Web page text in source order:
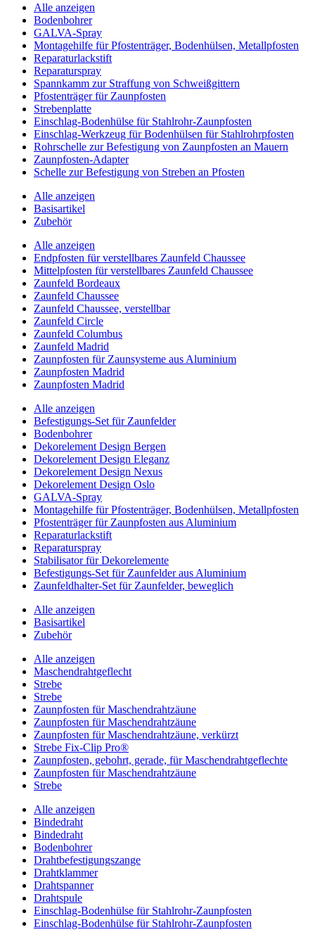
Alle anzeigen
Bodenbohrer
GALVA-Spray
Montagehilfe für Pfostenträger, Bodenhülsen, Metallpfosten
Reparaturlackstift
Reparaturspray
Spannkamm zur Straffung von Schweißgittern
Pfostenträger für Zaunpfosten
Strebenplatte
Einschlag-Bodenhülse für Stahlrohr-Zaunpfosten
Einschlag-Werkzeug für Bodenhülsen für Stahlrohrpfosten
Rohrschelle zur Befestigung von Zaunpfosten an Mauern
Zaunpfosten-Adapter
Schelle zur Befestigung von Streben an Pfosten
Alle anzeigen
Basisartikel
Zubehör
Alle anzeigen
Endpfosten für verstellbares Zaunfeld Chaussee
Mittelpfosten für verstellbares Zaunfeld Chaussee
Zaunfeld Bordeaux
Zaunfeld Chaussee
Zaunfeld Chaussee, verstellbar
Zaunfeld Circle
Zaunfeld Columbus
Zaunfeld Madrid
Zaunpfosten für Zaunsysteme aus Aluminium
Zaunpfosten Madrid
Zaunpfosten Madrid
Alle anzeigen
Befestigungs-Set für Zaunfelder
Bodenbohrer
Dekorelement Design Bergen
Dekorelement Design Eleganz
Dekorelement Design Nexus
Dekorelement Design Oslo
GALVA-Spray
Montagehilfe für Pfostenträger, Bodenhülsen, Metallpfosten
Pfostenträger für Zaunpfosten aus Aluminium
Reparaturlackstift
Reparaturspray
Stabilisator für Dekorelemente
Befestigungs-Set für Zaunfelder aus Aluminium
Zaunfeldhalter-Set für Zaunfelder, beweglich
Alle anzeigen
Basisartikel
Zubehör
Alle anzeigen
Maschendrahtgeflecht
Strebe
Strebe
Zaunpfosten für Maschendrahtzäune
Zaunpfosten für Maschendrahtzäune
Zaunpfosten für Maschendrahtzäune, verkürzt
Strebe Fix-Clip Pro®
Zaunpfosten, gebohrt, gerade, für Maschendrahtgeflechte
Zaunpfosten für Maschendrahtzäune
Strebe
Alle anzeigen
Bindedraht
Bindedraht
Bodenbohrer
Drahtbefestigungszange
Drahtklammer
Drahtspanner
Drahtspule
Einschlag-Bodenhülse für Stahlrohr-Zaunpfosten
Einschlag-Bodenhülse für Stahlrohr-Zaunpfosten